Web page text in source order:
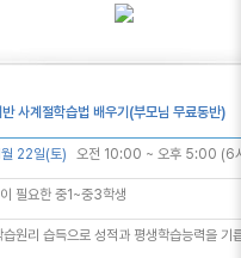
사계절학습법 배우기(부모님 무료동반)
22일(토) 오전 10:00 ~ 오후 5:00 (6
필요한 중1~중3학생
원리 습득으로 성적과 평생학습능력을 기